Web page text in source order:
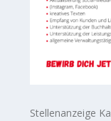
Stellenanzeige